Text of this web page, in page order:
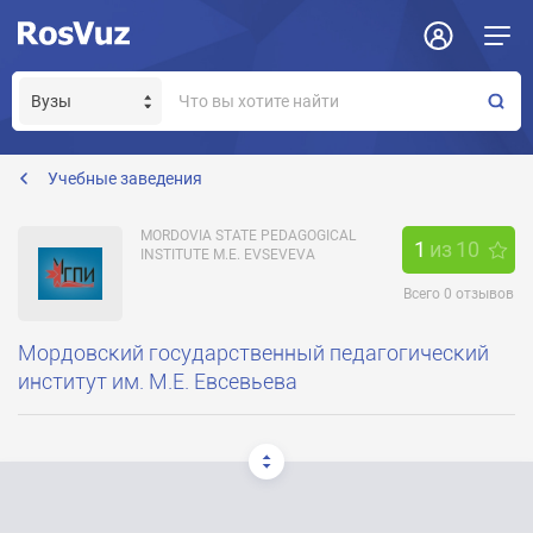
Учебные заведения
MORDOVIA STATE PEDAGOGICAL
INSTITUTE M.E. EVSEVEVA
1 из 10
Всего 0 отзывов
Мордовский государственный педагогический
институт им. М.Е. Евсевьева
general@mordgpi.ru